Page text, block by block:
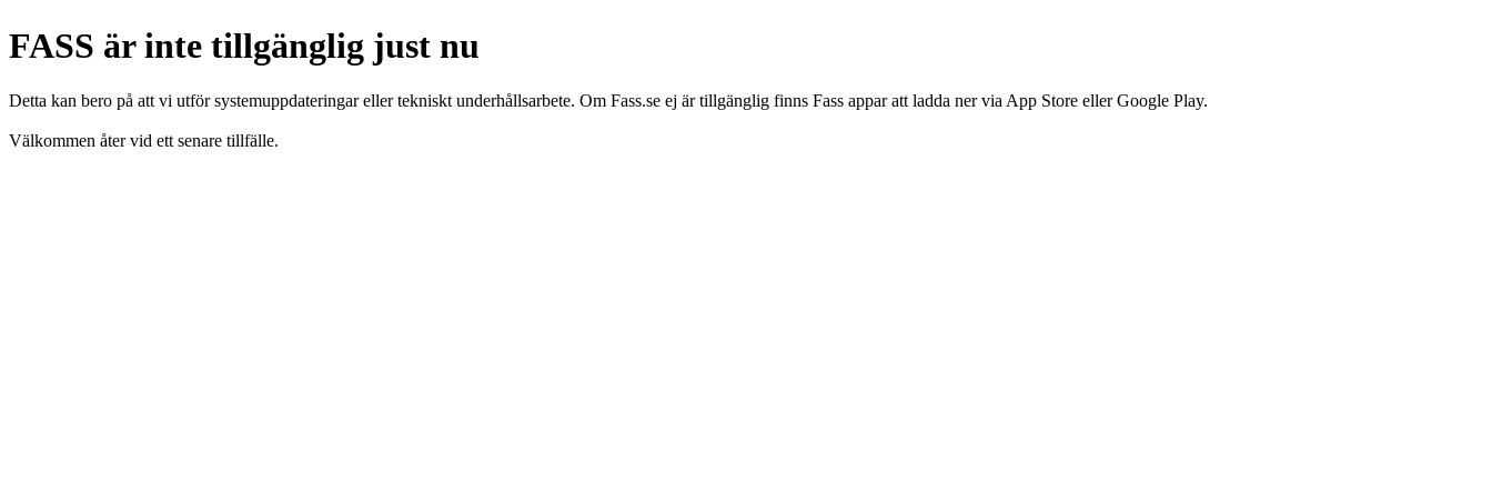
FASS är inte tillgänglig just nu
Detta kan bero på att vi utför systemuppdateringar eller tekniskt underhållsarbete. Om Fass.se ej är tillgänglig finns Fass appar att ladda ner via App Store eller Google Play.
Välkommen åter vid ett senare tillfälle.